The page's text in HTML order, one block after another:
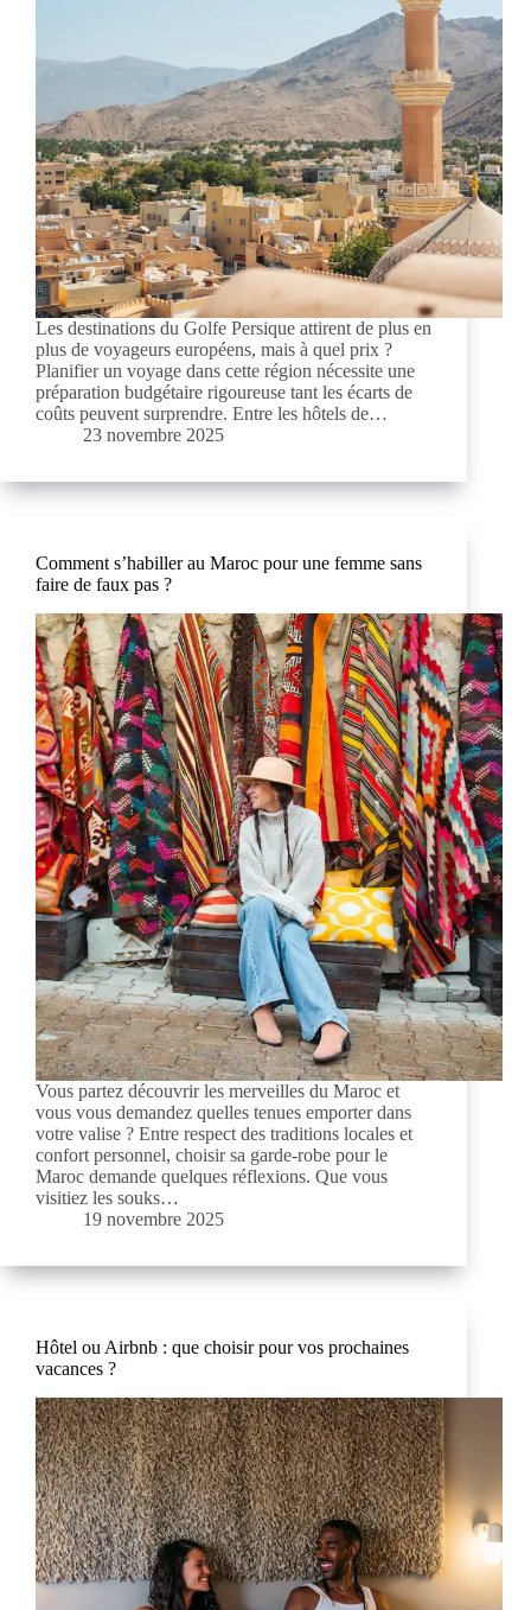
Les destinations du Golfe Persique attirent de plus en
plus de voyageurs européens, mais à quel prix ?
Planifier un voyage dans cette région nécessite une
préparation budgétaire rigoureuse tant les écarts de
coûts peuvent surprendre. Entre les hôtels de…
23 novembre 2025
Comment s’habiller au Maroc pour une femme sans
faire de faux pas ?
Vous partez découvrir les merveilles du Maroc et
vous vous demandez quelles tenues emporter dans
votre valise ? Entre respect des traditions locales et
confort personnel, choisir sa garde-robe pour le
Maroc demande quelques réflexions. Que vous
visitiez les souks…
19 novembre 2025
Hôtel ou Airbnb : que choisir pour vos prochaines
vacances ?